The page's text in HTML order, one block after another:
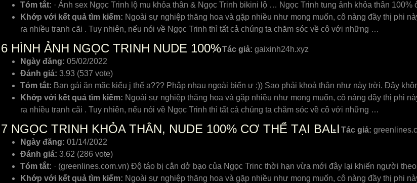
Tóm tắt: · Ảnh sex Ngọc Trinh lộ mu khỏa thân & Ngọc Trinh bikini lộ … Ngọc Trinh tung ảnh khỏa thân
Khớp với kết quả tìm kiếm: Ngoài sự nghiệp thăng hoa và gặp nhiều như mong muốn, cô nàng đầy thị phi
ra nhiều tranh cãi . Tuy nhiên, nếu nói về Ngọc Trinh thì tất cả chúng ta chăm sóc về cô với những …
6 HÌNH ẢNH NGỌC TRINH NUDE 100%Tác giả: gaixinh24h.xyz
Ngày đăng: 05/02/2022
Đánh giá: 3.93 (537 vote)
Tóm tắt: Bạn gái ăn mặc kiểu j thế a??? Phập nhau ngoài biển ư :)) Sao phải khoả thân như này trời. Đây
Khớp với kết quả tìm kiếm: Ngoài sự nghiệp thăng hoa và gặp nhiều như mong muốn, cô nàng đầy thị phi
ra nhiều tranh cãi . Tuy nhiên, nếu nói về Ngọc Trinh thì tất cả chúng ta chăm sóc về cô với những …
7 NGỌC TRINH KHỎA THÂN, NUDE 100% CƠ THỂ TẠI BALI Tác giả:
Ngày đăng: 01/14/2022
Đánh giá: 3.62 (286 vote)
Tóm tắt: · (greenlines.com.vn) Độ táo bị cắn dở bạo của Ngọc Trinc thời hạn vừa mới đây lại khiến người
Khớp với kết quả tìm kiếm: Ngoài sự nghiệp thăng hoa và gặp nhiều như mong muốn, cô nàng đầy thị phi